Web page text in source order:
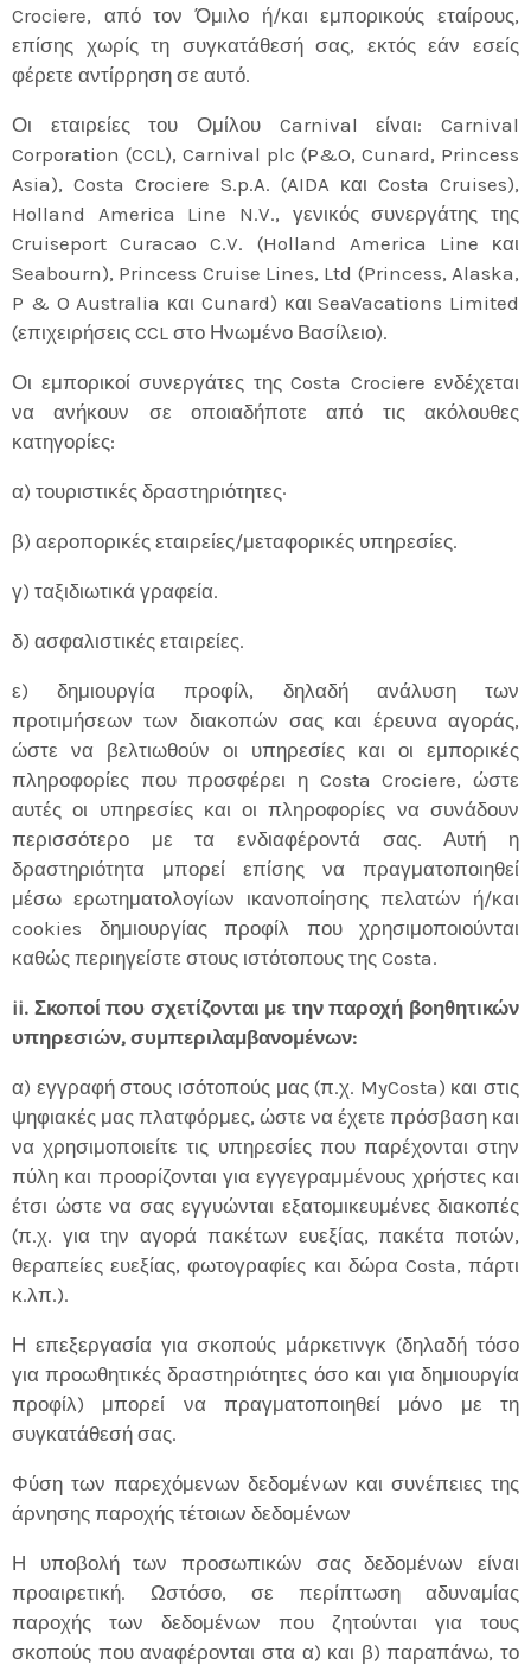
Crociere, από τον Όμιλο ή/και εμπορικούς εταίρους,
επίσης χωρίς τη συγκατάθεσή σας, εκτός εάν εσείς
φέρετε αντίρρηση σε αυτό.
Οι εταιρείες του Ομίλου Carnival είναι: Carnival
Corporation (CCL), Carnival plc (P&O, Cunard, Princess
Asia), Costa Crociere S.p.A. (AIDA και Costa Cruises),
Holland America Line N.V., γενικός συνεργάτης της
Cruiseport Curacao C.V. (Holland America Line και
Seabourn), Princess Cruise Lines, Ltd (Princess, Alaska,
P & O Australia και Cunard) και SeaVacations Limited
(επιχειρήσεις CCL στο Ηνωμένο Βασίλειο).
Οι εμπορικοί συνεργάτες της Costa Crociere ενδέχεται
να ανήκουν σε οποιαδήποτε από τις ακόλουθες
κατηγορίες:
α) τουριστικές δραστηριότητες·
β) αεροπορικές εταιρείες/μεταφορικές υπηρεσίες.
γ) ταξιδιωτικά γραφεία.
δ) ασφαλιστικές εταιρείες.
ε) δημιουργία προφίλ, δηλαδή ανάλυση των
προτιμήσεων των διακοπών σας και έρευνα αγοράς,
ώστε να βελτιωθούν οι υπηρεσίες και οι εμπορικές
πληροφορίες που προσφέρει η Costa Crociere, ώστε
αυτές οι υπηρεσίες και οι πληροφορίες να συνάδουν
περισσότερο με τα ενδιαφέροντά σας. Αυτή η
δραστηριότητα μπορεί επίσης να πραγματοποιηθεί
μέσω ερωτηματολογίων ικανοποίησης πελατών ή/και
cookies δημιουργίας προφίλ που χρησιμοποιούνται
καθώς περιηγείστε στους ιστότοπους της Costa.
ii. Σκοποί που σχετίζονται με την παροχή βοηθητικών
υπηρεσιών, συμπεριλαμβανομένων:
α) εγγραφή στους ισότοπούς μας (π.χ. MyCosta) και στις
ψηφιακές μας πλατφόρμες, ώστε να έχετε πρόσβαση και
να χρησιμοποιείτε τις υπηρεσίες που παρέχονται στην
πύλη και προορίζονται για εγγεγραμμένους χρήστες και
έτσι ώστε να σας εγγυώνται εξατομικευμένες διακοπές
(π.χ. για την αγορά πακέτων ευεξίας, πακέτα ποτών,
θεραπείες ευεξίας, φωτογραφίες και δώρα Costa, πάρτι
κ.λπ.).
Η επεξεργασία για σκοπούς μάρκετινγκ (δηλαδή τόσο
για προωθητικές δραστηριότητες όσο και για δημιουργία
προφίλ) μπορεί να πραγματοποιηθεί μόνο με τη
συγκατάθεσή σας.
Φύση των παρεχόμενων δεδομένων και συνέπειες της
άρνησης παροχής τέτοιων δεδομένων
Η υποβολή των προσωπικών σας δεδομένων είναι
προαιρετική. Ωστόσο, σε περίπτωση αδυναμίας
παροχής των δεδομένων που ζητούνται για τους
σκοπούς που αναφέρονται στα α) και β) παραπάνω, το